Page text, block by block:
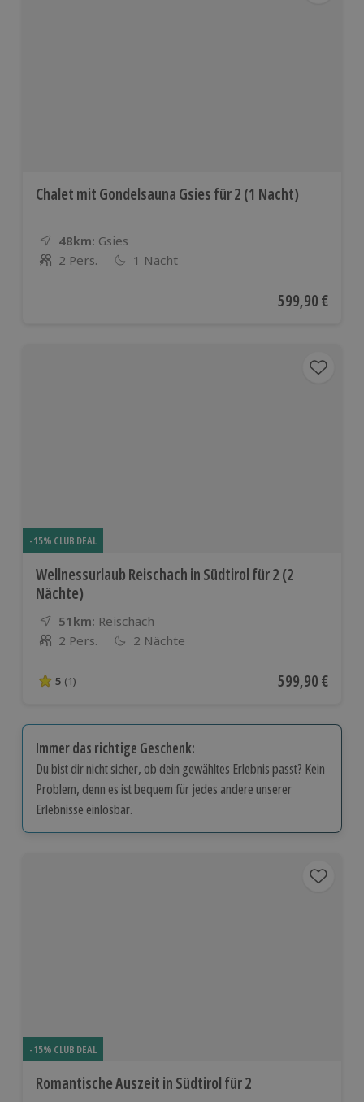
Chalet mit Gondelsauna Gsies für 2 (1 Nacht)
48km: Entfernung
Standort
Gsies
Anzahl der Teilnehmer
2 Pers. 1 Nacht
Aktueller Preis
599,90 €
-15% CLUB DEAL
Wellnessurlaub Reischach in Südtirol für 2 (2
Nächte)
51km: Entfernung
Standort
Reischach
Anzahl der Teilnehmer
2 Pers. 2 Nächte
5 von 5 Sternen basierend auf 1 Bewertungen
5 (1) Aktueller Preis
599,90 €
Immer das richtige Geschenk:
Du bist dir nicht sicher, ob dein gewähltes Erlebnis passt? Kein
Problem, denn es ist bequem für jedes andere unserer
Erlebnisse einlösbar.
-15% CLUB DEAL
Romantische Auszeit in Südtirol für 2